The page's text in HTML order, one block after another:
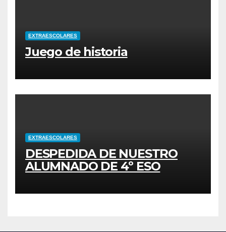
EXTRAESCOLARES
Juego de historia
EXTRAESCOLARES
DESPEDIDA DE NUESTRO
ALUMNADO DE 4º ESO